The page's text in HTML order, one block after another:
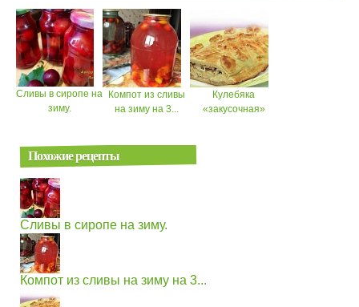
Сливы в сиропе на
зиму.
Компот из сливы
на зиму на 3...
Кулебяка
«закусочная»
Похожие рецепты
Сливы в сиропе на зиму.
Компот из сливы на зиму на 3...